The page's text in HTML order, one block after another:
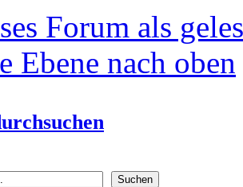
Forum als
Ebene nach oben